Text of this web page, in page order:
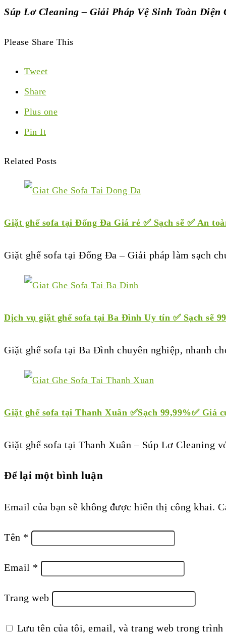
Súp Lơ Cleaning – Giải Pháp Vệ Sinh Toàn
Please Share This
Tweet
Share
Plus one
Pin It
Related Posts
Giặt ghế sofa tại Đống Đa Giá rẻ ✅ Sạch sẽ ✅ An
Giặt ghế sofa tại Đống Đa – Giải pháp làm sạch
Dịch vụ giặt ghế sofa tại Ba Đình Uy tín ✅ Sạch sẽ
Giặt ghế sofa tại Ba Đình chuyên nghiệp, nhanh
Giặt ghế sofa tại Thanh Xuân ✅Sạch 99,99%✅ Giá
Giặt ghế sofa tại Thanh Xuân – Súp Lơ Cleaning
Để lại một bình luận
Email của bạn sẽ không được hiển thị công khai.
Tên *
Email *
Trang web
Lưu tên của tôi, email, và trang web trong